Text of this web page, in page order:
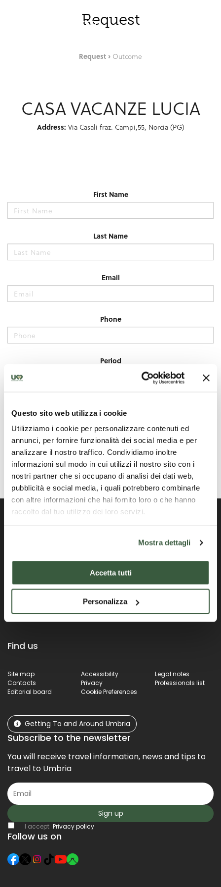
Questo sito web utilizza i cookie
Utilizziamo i cookie per personalizzare contenuti ed
annunci, per fornire funzionalità dei social media e per
analizzare il nostro traffico. Condividiamo inoltre
informazioni sul modo in cui utilizzi il nostro sito con i
nostri partner che si occupano di analisi dei dati web,
pubblicità e social media, i quali potrebbero combinarle
con altre informazioni che hai fornito loro o che hanno
raccolto dal tuo utilizzo dei loro servizi.
Mostra dettagli
Accetta tutti
Personalizza
Official Portal of the Umbria Region
Find us
Site map Accessibility
Legal notes
Contacts
Privacy
Professionals list
Editorial board
Cookie Preferences
Getting To and Around Umbria
Subscribe to the newsletter
You will receive travel information, news and tips to
travel to Umbria
Sign up
I accept Privacy policy
Follow us on